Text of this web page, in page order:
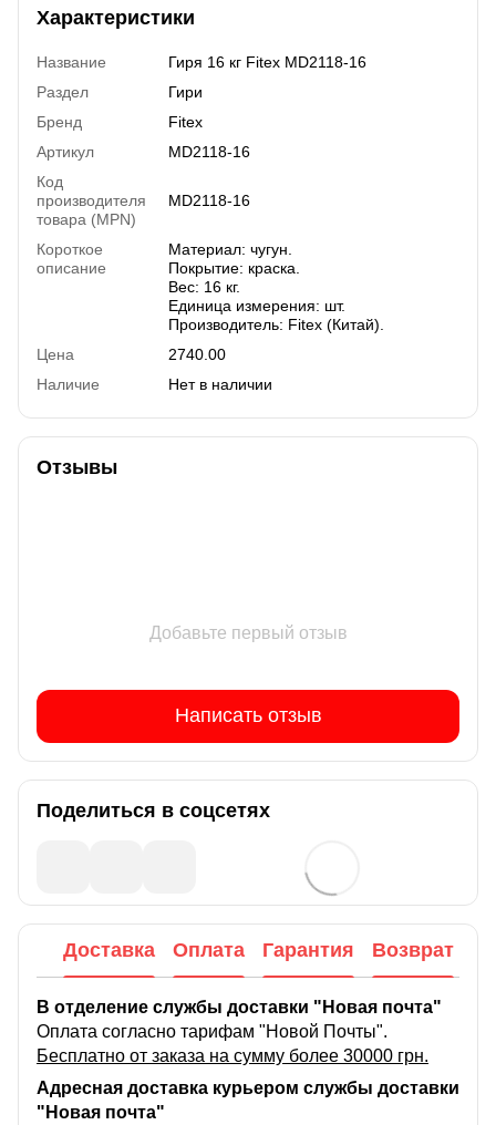
Характеристики
Название
Гиря 16 кг Fitex MD2118-16
Раздел
Гири
Бренд
Fitex
Артикул
MD2118-16
Код
производителя
товара (MPN)
MD2118-16
Короткое
описание
Материал: чугун.
Покрытие: краска.
Вес: 16 кг.
Единица измерения: шт.
Производитель: Fitex (Китай).
Цена
2740.00
Наличие
Нет в наличии
Отзывы
Добавьте первый отзыв
Написать отзыв
Поделиться в соцсетях
Доставка Оплата Гарантия Возврат
В отделение службы доставки "Новая почта"
Оплата согласно тарифам "Новой Почты".
Бесплатно от заказа на сумму более 30000 грн.
Адресная доставка курьером службы доставки
"Новая почта"